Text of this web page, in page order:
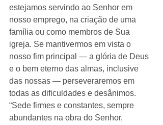
estejamos servindo ao Senhor em
nosso emprego, na criação de uma
família ou como membros de Sua
igreja. Se mantivermos em vista o
nosso fim principal — a glória de Deus
e o bem eterno das almas, inclusive
das nossas — perseveraremos em
todas as dificuldades e desânimos.
“Sede firmes e constantes, sempre
abundantes na obra do Senhor,